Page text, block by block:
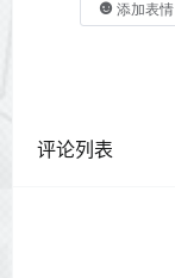
添加表情
评论列表